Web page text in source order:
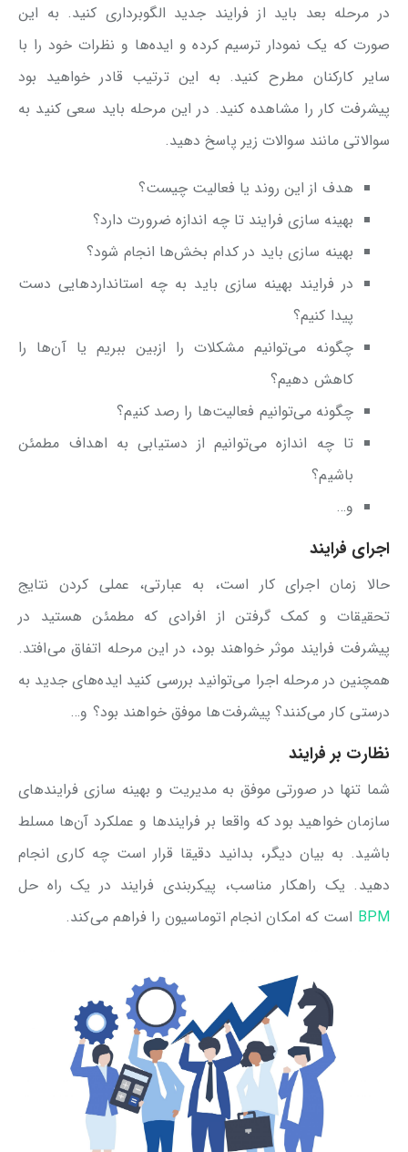
در مرحله بعد باید از فرایند جدید الگوبرداری کنید. به این
صورت که یک نمودار ترسیم کرده و ایده‌ها و نظرات خود را با
سایر کارکنان مطرح کنید. به این ترتیب قادر خواهید بود
پیشرفت‌ کار را مشاهده کنید. در این مرحله باید سعی کنید به
سوالاتی مانند سوالات زیر پاسخ دهید.
هدف از این روند یا فعالیت چیست؟
بهینه سازی فرایند تا چه اندازه ضرورت دارد؟
بهینه سازی باید در کدام بخش‌ها انجام شود؟
در فرایند بهینه سازی باید به چه استانداردهایی دست
پیدا کنیم؟
چگونه می‌توانیم مشکلات را ازبین ببریم یا آن‌ها را
کاهش دهیم؟
چگونه می‌توانیم فعالیت‌ها را رصد کنیم؟
تا چه اندازه می‌توانیم از دستیابی به اهداف مطمئن
باشیم؟
و…
اجرای فرایند
حالا زمان اجرای کار است، به عبارتی، عملی کردن نتایج
تحقیقات و کمک گرفتن از افرادی که مطمئن هستید در
پیشرفت فرایند موثر خواهند بود، در این مرحله اتفاق می‌افتد.
همچنین در مرحله اجرا می‌توانید بررسی کنید ایده‌های جدید به
درستی کار می‌کنند؟ پیشرفت‌ها موفق خواهند بود؟ و…
نظارت بر فرایند
شما تنها در صورتی موفق به مدیریت و بهینه سازی فرایندهای
سازمان خواهید بود که واقعا بر فرایندها و عملکرد آن‌ها مسلط
باشید. به بیان دیگر، بدانید دقیقا قرار است چه کاری انجام
دهید. یک راهکار مناسب، پیکربندی فرایند در یک راه حل
BPM است که امکان انجام اتوماسیون را فراهم می‌کند.